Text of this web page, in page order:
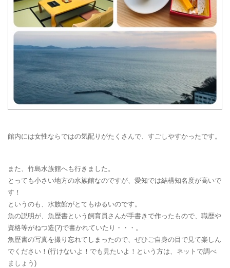
館内には女性ならではの気配りがたくさんで、すごしやすかったです。
また、竹島水族館へも行きました。
とっても小さい地方の水族館なのですが、愛知では結構知名度が高いで
す！
というのも、水族館がとてもゆるいのです。
魚の説明が、魚歴書という飼育員さんが手書きで作ったもので、職歴や
資格等がねつ造(?)で書かれていたり・・・。
魚歴書の写真を撮り忘れてしまったので、ぜひご自身の目で見て楽しん
でください！(行けないよ！でも見たいよ！という方は、ネットで調べ
ましょう)